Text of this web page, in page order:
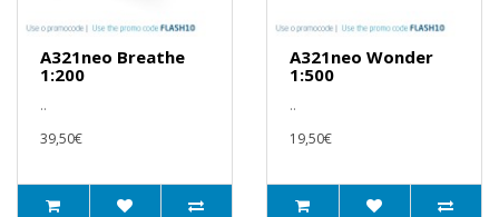
A321neo Breathe
1:200
..
39,50€
A321neo Wonder
1:500
..
19,50€